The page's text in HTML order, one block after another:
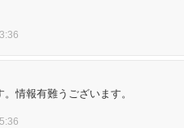
情報有難うございます。